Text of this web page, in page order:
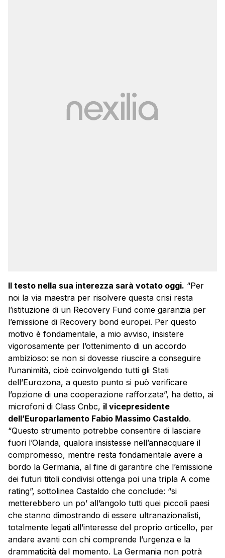
Il testo nella sua interezza sarà votato oggi. “Per
noi la via maestra per risolvere questa crisi resta
l’istituzione di un Recovery Fund come garanzia per
l’emissione di Recovery bond europei. Per questo
motivo è fondamentale, a mio avviso, insistere
vigorosamente per l’ottenimento di un accordo
ambizioso: se non si dovesse riuscire a conseguire
l’unanimità, cioè coinvolgendo tutti gli Stati
dell’Eurozona, a questo punto si può verificare
l’opzione di una cooperazione rafforzata”, ha detto, ai
microfoni di Class Cnbc, il vicepresidente
dell’Europarlamento Fabio Massimo Castaldo.
“Questo strumento potrebbe consentire di lasciare
fuori l’Olanda, qualora insistesse nell’annacquare il
compromesso, mentre resta fondamentale avere a
bordo la Germania, al fine di garantire che l’emissione
dei futuri titoli condivisi ottenga poi una tripla A come
rating”, sottolinea Castaldo che conclude: “si
metterebbero un po’ all’angolo tutti quei piccoli paesi
che stanno dimostrando di essere ultranazionalisti,
totalmente legati all’interesse del proprio orticello, per
andare avanti con chi comprende l’urgenza e la
drammaticità del momento. La Germania non potrà